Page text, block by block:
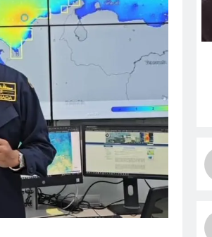
SOCIALES
¡Feliz cumpleaños para doña
Marta Luz López!
agosto 8, 2026